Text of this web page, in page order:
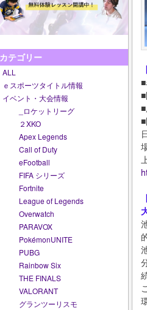
カテゴリー
ALL
ｅスポーツタイトル情報
イベント・大会情報
_ロケットリーグ
２XKO
Apex Legends
Call of Duty
eFootball
FIFA シリーズ
Fortnite
League of Legends
Overwatch
PARAVOX
PokémonUNITE
PUBG
Rainbow Six
THE FINALS
VALORANT
グランツーリスモ